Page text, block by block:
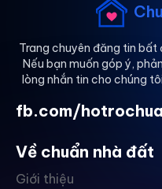
công viên, giúp cuộc
Trang chuyên đăng tin bất
Nếu bạn muốn góp ý,
lòng nhắn tin cho chúng
fb.com/
Về chuẩn nhà đất
Giới thiệu